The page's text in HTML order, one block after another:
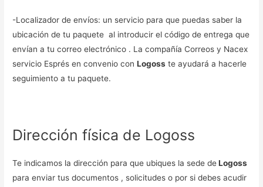
-Localizador de envíos: un servicio para que puedas saber la
ubicación de tu paquete al introducir el código de entrega que
envían a tu correo electrónico . La compañía Correos y Nacex
servicio Esprés en convenio conLogoss te ayudará a hacerle
seguimiento a tu paquete.
Dirección física de Logoss
Te indicamos la dirección para que ubiques la sede deLogoss
para enviar tus documentos , solicitudes o por si debes acudir